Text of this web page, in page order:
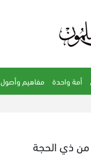
أمة واحدة مفاهيم وأصول
من ذي الحجة